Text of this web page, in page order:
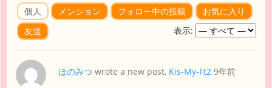
個人 メンション フォロー中の投稿
お気に入り
友達
表示:
ほのみつ wrote a new post, Kis-My-Ft2 9年前